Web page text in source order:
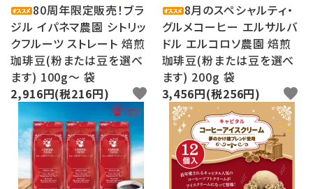
80周年限定販売！ブラ
ジル イパネマ農園 シトリッ
クフルーツ ストレート 焙煎
珈琲豆(粉または豆を選べ
ます) 100g〜 袋
2,916円(税216円)
favorite
8月のスペシャルティ・
グルメコーヒー エルサルバ
ドル エルコロソ農園 焙煎
珈琲豆(粉または豆を選べ
ます) 200g 袋
3,456円(税256円)
favorite